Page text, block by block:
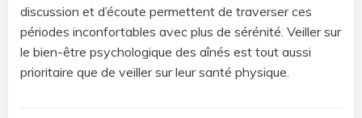
discussion et d’écoute permettent de traverser ces
périodes inconfortables avec plus de sérénité. Veiller sur
le bien-être psychologique des aînés est tout aussi
prioritaire que de veiller sur leur santé physique.